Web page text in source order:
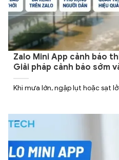
Zalo Mini App cảnh báo
Giải pháp cảnh báo sớm
Khi mưa lớn, ngập lụt hoặc sạt